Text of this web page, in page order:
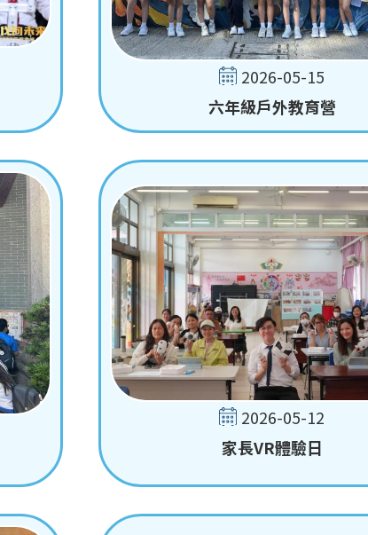
2026-05-15
六年級戶外教育營
2026-05-12
家長VR體驗日